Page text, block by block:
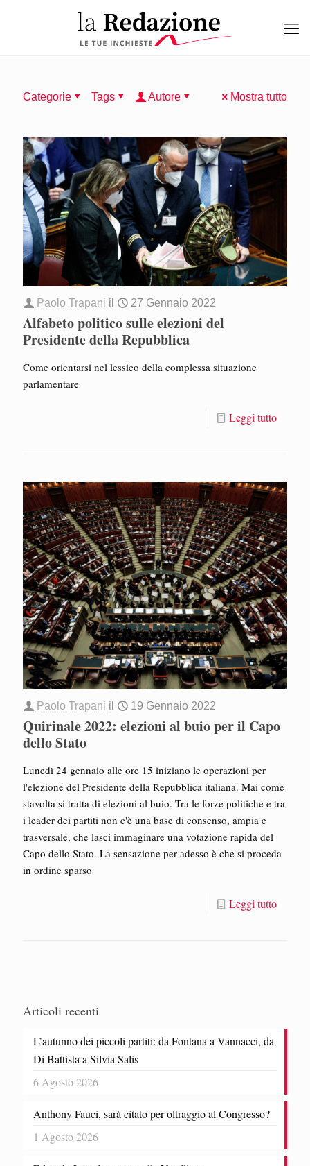
Categorie Tags Autore Mostra tutto
Paolo Trapani il 27 Gennaio 2022
Alfabeto politico sulle elezioni del
Presidente della Repubblica
Come orientarsi nel lessico della complessa situazione
parlamentare
Leggi tutto
Paolo Trapani il 19 Gennaio 2022
Quirinale 2022: elezioni al buio per il Capo
dello Stato
Lunedì 24 gennaio alle ore 15 iniziano le operazioni per
l'elezione del Presidente della Repubblica italiana. Mai come
stavolta si tratta di elezioni al buio. Tra le forze politiche e tra
i leader dei partiti non c'è una base di consenso, ampia e
trasversale, che lasci immaginare una votazione rapida del
Capo dello Stato. La sensazione per adesso è che si proceda
in ordine sparso
Leggi tutto
Articoli recenti
L’autunno dei piccoli partiti: da Fontana a Vannacci, da
Di Battista a Silvia Salis
6 Agosto 2026
Anthony Fauci, sarà citato per oltraggio al Congresso?
1 Agosto 2026